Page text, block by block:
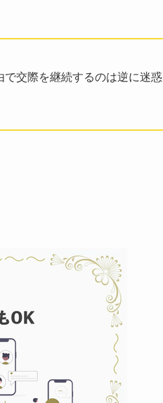
交際を継続するのは逆に迷惑